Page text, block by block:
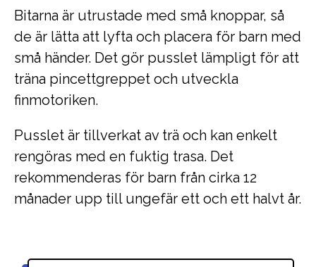
Bitarna är utrustade med små knoppar, så
de är lätta att lyfta och placera för barn med
små händer. Det gör pusslet lämpligt för att
träna pincettgreppet och utveckla
finmotoriken.
Pusslet är tillverkat av trä och kan enkelt
rengöras med en fuktig trasa. Det
rekommenderas för barn från cirka 12
månader upp till ungefär ett och ett halvt år.